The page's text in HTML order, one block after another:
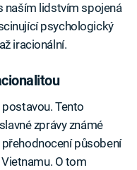
naším lidstvím spojená
psychologický
iracionální.
Tento
zprávy známé
působení
O tom